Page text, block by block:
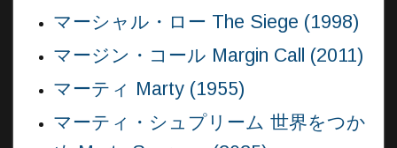
マーシャル・ロー The Siege (1998)
マージン・コール Margin Call (2011)
マーティ Marty (1955)
マーティ・シュプリーム 世界をつか